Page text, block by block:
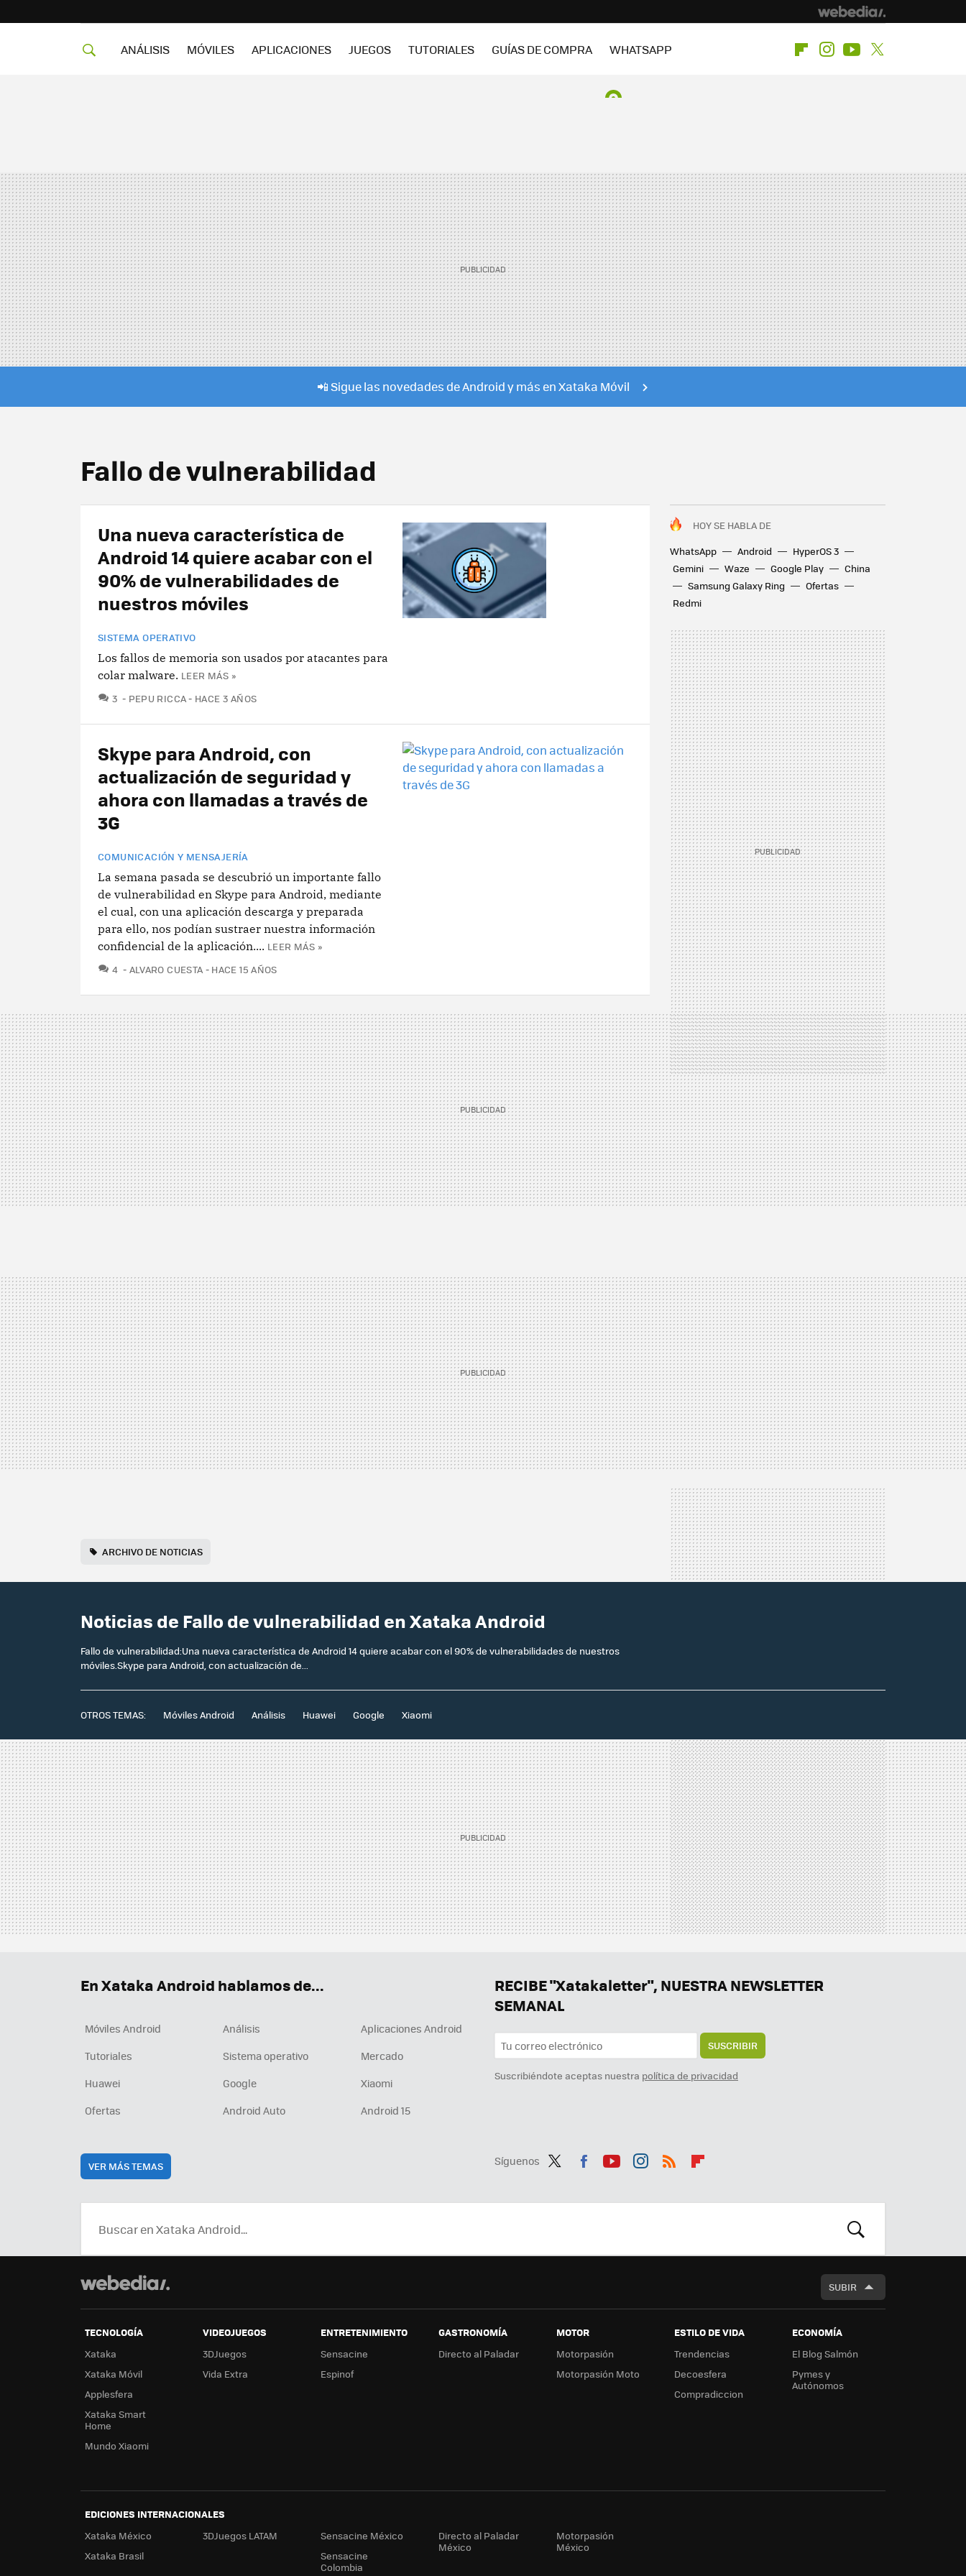
ANÁLISIS MÓVILES APLICACIONES JUEGOS TUTORIALES GUÍAS DE COMPRA WHATSAPP FlipboardInstagramYoutube
📲 Sigue las novedades de Android y más en Xataka Móvil
Fallo de vulnerabilidad
HOY SE HABLA DE
WhatsApp
Android
HyperOS 3
Gemini
Waze Google Play
China
Samsung Galaxy Ring
Ofertas
Redmi
Una nueva característica de
Android 14 quiere acabar con el
90% de vulnerabilidades de
nuestros móviles
SISTEMA OPERATIVO
Los fallos de memoria son usados por atacantes para
colar malware. LEER MÁS »
3 COMENTARIOS
PEPU RICCA HACE 3 AÑOS
Skype para Android, con
actualización de seguridad y
ahora con llamadas a través de
3G
COMUNICACIÓN Y MENSAJERÍA
La semana pasada se descubrió un importante fallo
de vulnerabilidad en Skype para Android, mediante
el cual, con una aplicación descarga y preparada
para ello, nos podían sustraer nuestra información
confidencial de la aplicación.... LEER MÁS »
4 COMENTARIOS
ALVARO CUESTA HACE 15 AÑOS
ARCHIVO DE NOTICIAS
Noticias de Fallo de vulnerabilidad en Xataka Android
Fallo de vulnerabilidad:Una nueva característica de Android 14 quiere acabar con el 90% de vulnerabilidades de nuestros
móviles.Skype para Android, con actualización de...
OTROS TEMAS: Móviles Android Análisis Huawei Google Xiaomi
RECIBE "Xatakaletter", NUESTRA NEWSLETTER
SEMANAL
SUSCRIBIR
Suscribiéndote aceptas nuestra política de privacidad
Síguenos
ter
ebo tub agr
boa
En Xataka Android hablamos de...
Móviles Android Análisis
Aplicaciones Android
Tutoriales
Sistema operativo
Mercado
Huawei
Google
Xiaomi
Ofertas
Android Auto Android 15
VER MÁS TEMAS
BUSCAR
SUBIR
TECNOLOGÍA
Xataka
Xataka Móvil
Applesfera
Xataka Smart
Home
Mundo Xiaomi
VIDEOJUEGOS
3DJuegos
Vida Extra
ENTRETENIMIENTO
Sensacine
Espinof
GASTRONOMÍA
Directo al Paladar
MOTOR
Motorpasión
Motorpasión Moto
ESTILO DE VIDA
Trendencias
Decoesfera
Compradiccion
ECONOMÍA
El Blog Salmón
Pymes y
Autónomos
EDICIONES INTERNACIONALES
Xataka México
Xataka Brasil
3DJuegos LATAM
Sensacine México
Sensacine
Colombia
Directo al Paladar
México
Motorpasión
México